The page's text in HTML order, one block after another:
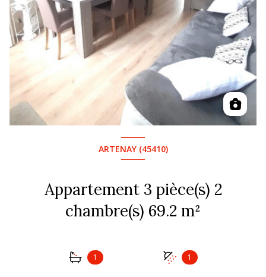
ARTENAY (45410)
Appartement 3 pièce(s) 2
chambre(s) 69.2 m²
1 1